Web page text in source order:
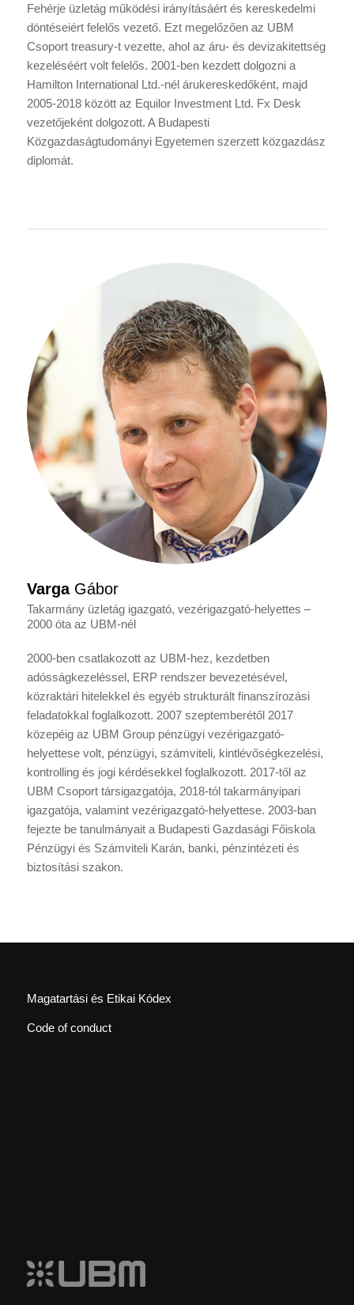
Fehérje üzletág működési irányításáért és kereskedelmi
döntéseiért felelős vezető. Ezt megelőzően az UBM
Csoport treasury-t vezette, ahol az áru- és devizakitettség
kezeléséért volt felelős. 2001-ben kezdett dolgozni a
Hamilton International Ltd.-nél árukereskedőként, majd
2005-2018 között az Equilor Investment Ltd. Fx Desk
vezetőjeként dolgozott. A Budapesti
Közgazdaságtudományi Egyetemen szerzett közgazdász
diplomát.
VargaGábor
Takarmány üzletág igazgató, vezérigazgató-helyettes –
2000 óta az UBM-nél
2000-ben csatlakozott az UBM-hez, kezdetben
adósságkezeléssel, ERP rendszer bevezetésével,
közraktári hitelekkel és egyéb strukturált finanszírozási
feladatokkal foglalkozott. 2007 szeptemberétől 2017
közepéig az UBM Group pénzügyi vezérigazgató-
helyettese volt, pénzügyi, számviteli, kintlévőségkezelési,
kontrolling és jogi kérdésekkel foglalkozott. 2017-től az
UBM Csoport társigazgatója, 2018-tól takarmányipari
igazgatója, valamint vezérigazgató-helyettese. 2003-ban
fejezte be tanulmányait a Budapesti Gazdasági Főiskola
Pénzügyi és Számviteli Karán, banki, pénzintézeti és
biztosítási szakon.
Magatartási és Etikai Kódex
Code of conduct